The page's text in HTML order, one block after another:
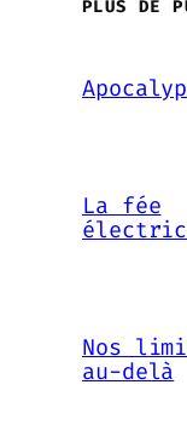
PLUS DE
La fée
Nos
au-delà